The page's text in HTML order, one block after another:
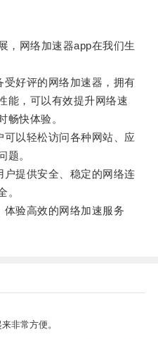
网络加速器app在我们生
好评的网络加速器，拥有
能，可以有效提升网络速
畅快体验。
以轻松访问各种网站、应
题。
提供安全、稳定的网络连
。
验高效的网络加速服务
非常方便。